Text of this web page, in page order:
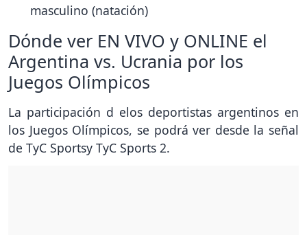
masculino (natación)
Dónde ver EN VIVO y ONLINE el
Argentina vs. Ucrania por los
Juegos Olímpicos
La participación d elos deportistas argentinos en
los Juegos Olímpicos, se podrá ver desde la señal
de TyC Sportsy TyC Sports 2.